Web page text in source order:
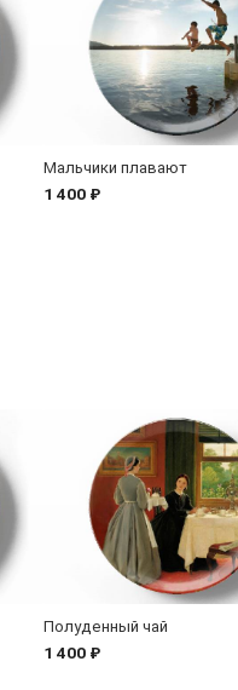
Мальчики плавают
1 400 ₽
Полуденный чай
1 400 ₽